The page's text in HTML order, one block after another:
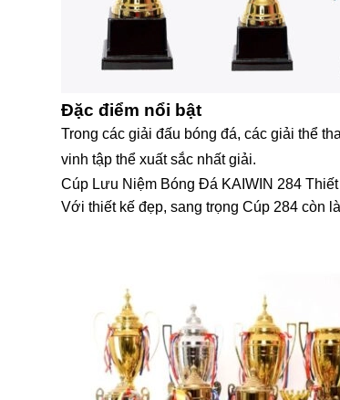
Đặc điểm nổi bật
Trong các giải đấu bóng đá, các giải thể
vinh tập thể xuất sắc nhất giải.
Cúp Lưu Niệm Bóng Đá KAIWIN 284
Với thiết kế đẹp, sang trọng Cúp 284 còn